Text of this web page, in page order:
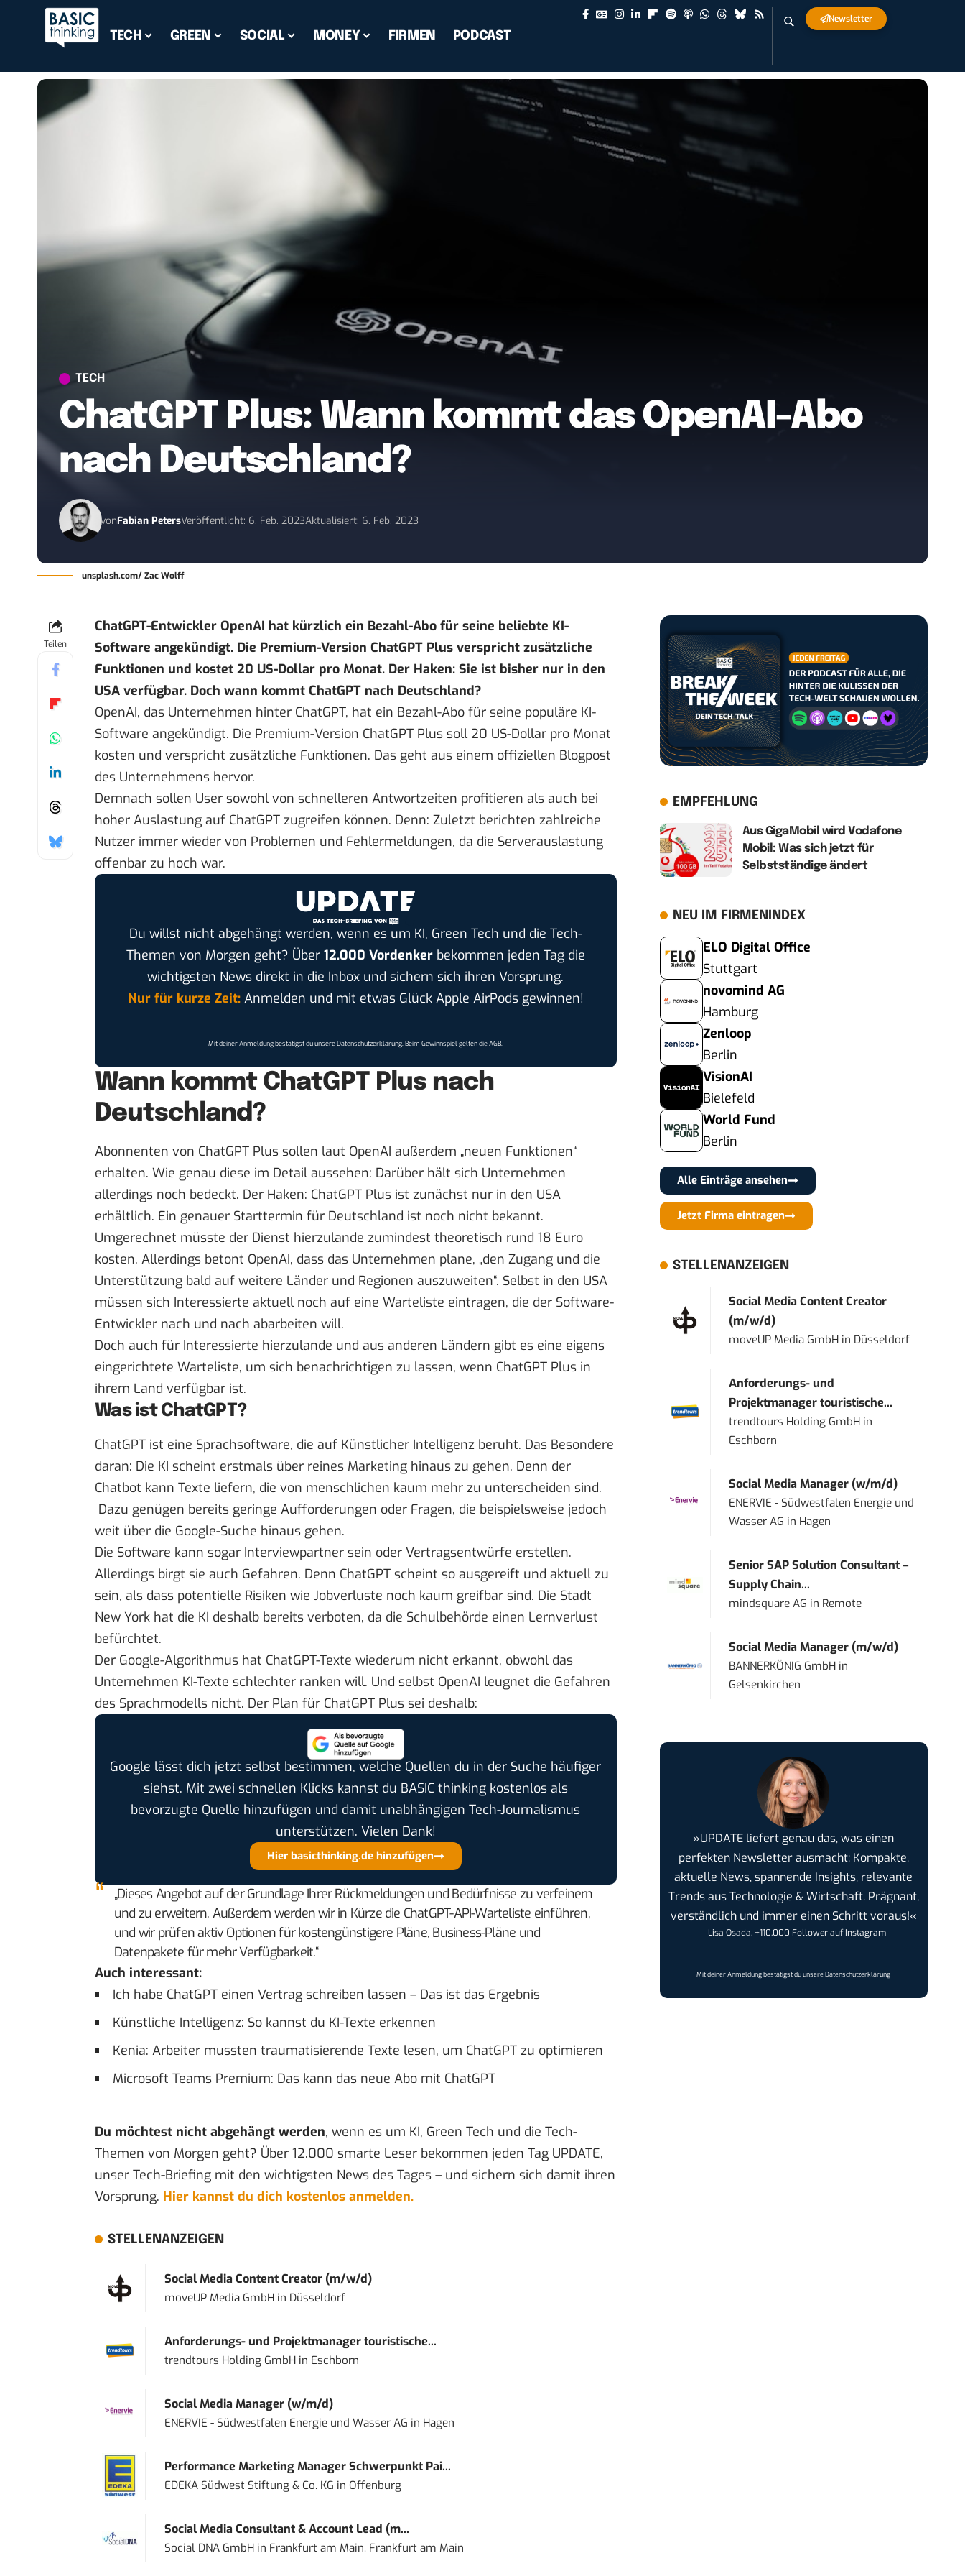
TECH GREEN SOCIAL MONEY FIRMEN PODCAST
Newsletter
TECH
ChatGPT Plus: Wann kommt das OpenAI-Abo
nach Deutschland?
vonFabian PetersVeröffentlicht: 6. Feb. 2023Aktualisiert: 6. Feb. 2023
unsplash.com/ Zac Wolff
Teilen
ChatGPT-Entwickler OpenAI hat kürzlich ein Bezahl-Abo für seine beliebte KI-
Software angekündigt. Die Premium-Version ChatGPT Plus verspricht zusätzliche
Funktionen und kostet 20 US-Dollar pro Monat. Der Haken: Sie ist bisher nur in den
USA verfügbar. Doch wann kommt ChatGPT nach Deutschland?
OpenAI, das Unternehmen hinter ChatGPT, hat ein Bezahl-Abo für seine populäre KI-
Software angekündigt. Die Premium-Version ChatGPT Plus soll 20 US-Dollar pro Monat
kosten und verspricht zusätzliche Funktionen. Das geht aus einem offiziellen Blogpost
des Unternehmens hervor.
Demnach sollen User sowohl von schnelleren Antwortzeiten profitieren als auch bei
hoher Auslastung auf ChatGPT zugreifen können. Denn: Zuletzt berichten zahlreiche
Nutzer immer wieder von Problemen und Fehlermeldungen, da die Serverauslastung
offenbar zu hoch war.
Du willst nicht abgehängt werden, wenn es um KI, Green Tech und die Tech-
Themen von Morgen geht? Über 12.000 Vordenkerbekommen jeden Tag die
wichtigsten News direkt in die Inbox und sichern sich ihren Vorsprung.
Nur für kurze Zeit:Anmelden und mit etwas Glück Apple AirPods gewinnen!
Mit deiner Anmeldung bestätigst du unsereDatenschutzerklärung. Beim Gewinnspiel gelten dieAGB.
Wann kommt ChatGPT Plus nach
Deutschland?
Abonnenten von ChatGPT Plus sollen laut OpenAI außerdem „neuen Funktionen“
erhalten. Wie genau diese im Detail aussehen: Darüber hält sich Unternehmen
allerdings noch bedeckt. Der Haken: ChatGPT Plus ist zunächst nur in den USA
erhältlich. Ein genauer Starttermin für Deutschland ist noch nicht bekannt.
Umgerechnet müsste der Dienst hierzulande zumindest theoretisch rund 18 Euro
kosten. Allerdings betont OpenAI, dass das Unternehmen plane, „den Zugang und die
Unterstützung bald auf weitere Länder und Regionen auszuweiten“. Selbst in den USA
müssen sich Interessierte aktuell noch auf eine Warteliste eintragen, die der Software-
Entwickler nach und nach abarbeiten will.
Doch auch für Interessierte hierzulande und aus anderen Ländern gibt es eine eigens
eingerichtete Warteliste, um sich benachrichtigen zu lassen, wenn ChatGPT Plus in
ihrem Land verfügbar ist.
Was ist ChatGPT?
ChatGPT ist eine Sprachsoftware, die auf Künstlicher Intelligenz beruht. Das Besondere
daran: Die KI scheint erstmals über reines Marketing hinaus zu gehen. Denn der
Chatbot kann Texte liefern, die von menschlichen kaum mehr zu unterscheiden sind.
Dazu genügen bereits geringe Aufforderungen oder Fragen, die beispielsweise jedoch
weit über die Google-Suche hinaus gehen.
Die Software kann sogar Interviewpartner sein oder Vertragsentwürfe erstellen.
Allerdings birgt sie auch Gefahren. Denn ChatGPT scheint so ausgereift und aktuell zu
sein, als dass potentielle Risiken wie Jobverluste noch kaum greifbar sind. Die Stadt
New York hat die KI deshalb bereits verboten, da die Schulbehörde einen Lernverlust
befürchtet.
Der Google-Algorithmus hat ChatGPT-Texte wiederum nicht erkannt, obwohl das
Unternehmen KI-Texte schlechter ranken will. Und selbst OpenAI leugnet die Gefahren
des Sprachmodells nicht. Der Plan für ChatGPT Plus sei deshalb:
Google lässt dich jetzt selbst bestimmen, welche Quellen du in der Suche häufiger
siehst. Mit zwei schnellen Klicks kannst du BASIC thinking kostenlos als
bevorzugte Quelle hinzufügen und damit unabhängigen Tech-Journalismus
unterstützen. Vielen Dank!
Hier basicthinking.de hinzufügen
„Dieses Angebot auf der Grundlage Ihrer Rückmeldungen und Bedürfnisse zu verfeinern
und zu erweitern. Außerdem werden wir in Kürze die ChatGPT-API-Warteliste einführen,
und wir prüfen aktiv Optionen für kostengünstigere Pläne, Business-Pläne und
Datenpakete für mehr Verfügbarkeit.“
Auch interessant:
Ich habe ChatGPT einen Vertrag schreiben lassen – Das ist das Ergebnis
Künstliche Intelligenz: So kannst du KI-Texte erkennen
Kenia: Arbeiter mussten traumatisierende Texte lesen, um ChatGPT zu optimieren
Microsoft Teams Premium: Das kann das neue Abo mit ChatGPT
Du möchtest nicht abgehängt werden, wenn es um KI, Green Tech und die Tech-
Themen von Morgen geht? Über 12.000 smarte Leser bekommen jeden Tag UPDATE,
unser Tech-Briefing mit den wichtigsten News des Tages – und sichern sich damit ihren
Vorsprung. Hier kannst du dich kostenlos anmelden.
STELLENANZEIGEN
Social Media Content Creator (m/w/d)
moveUP Media GmbHin Düsseldorf
Anforderungs- und Projektmanager touristische...
trendtours Holding GmbHin Eschborn
Social Media Manager (w/m/d)
ENERVIE - Südwestfalen Energie und Wasser AG in Hagen
Performance Marketing Manager Schwerpunkt Pai...
EDEKA Südwest Stiftung & Co. KG in Offenburg
Social Media Consultant & Account Lead (m...
Social DNA GmbHin Frankfurt am Main, Frankfurt am Main
EMPFEHLUNG
Aus GigaMobil wird Vodafone
Mobil: Was sich jetzt für
Selbstständige ändert
NEU IM FIRMENINDEX
ELO Digital Office
Stuttgart
novomind AG
Hamburg
Zenloop
Berlin
VisionAI
Bielefeld
World Fund
Berlin
Alle Einträge ansehen
Jetzt Firma eintragen
STELLENANZEIGEN
Social Media Content Creator
(m/w/d)
moveUP Media GmbH in Düsseldorf
Anforderungs- und
Projektmanager touristische...
trendtours Holding GmbH in
Eschborn
Social Media Manager (w/m/d)
ENERVIE - Südwestfalen Energie und
Wasser AG in Hagen
Senior SAP Solution Consultant –
Supply Chain...
mindsquare AG in Remote
Social Media Manager (m/w/d)
BANNERKÖNIG GmbH in
Gelsenkirchen
»UPDATE liefert genau das, was einen
perfekten Newsletter ausmacht: Kompakte,
aktuelle News, spannende Insights, relevante
Trends aus Technologie & Wirtschaft. Prägnant,
verständlich und immer einen Schritt voraus!«
– Lisa Osada, +110.000 Follower auf Instagram
Mit deiner Anmeldung bestätigst du unsereDatenschutzerklärung